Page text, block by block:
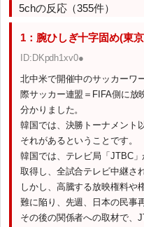
5chの反応（355件）
1：腕ひしぎ十字固め(東
ID:DKpdh1xv0●
北中米で開催中のサッカーワ
際サッカー連盟＝FIFA側に放
分かりました。
韓国では、決勝トーナメント
それがあるということです。
韓国では、テレビ局「JTBC
取得し、全試合テレビ中継さ
しかし、高騰する放映権料や
難に陥り、先週、日本の民事
その後の関係者への取材で、